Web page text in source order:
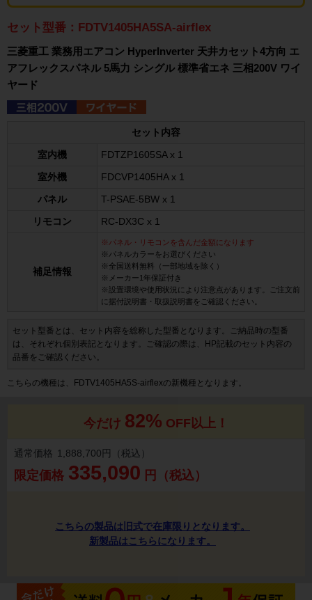
セット型番：FDTV1405HA5SA-airflex
三菱重工 業務用エアコン HyperInverter 天井カセット4方向 エ
アフレックスパネル 5馬力 シングル 標準省エネ 三相200V ワイ
ヤード
セット内容
室内機 FDTZP1605SA x 1
室外機 FDCVP1405HA x 1
パネル T-PSAE-5BW x 1
リモコン RC-DX3C x 1
補足情報
※パネル・リモコンを含んだ金額になります
※パネルカラーをお選びください
※全国送料無料（一部地域を除く）
※メーカー1年保証付き
※設置環境や使用状況により注意点があります。ご注文前
に据付説明書・取扱説明書をご確認ください。
セット型番とは、セット内容を総称した型番となります。ご納品時の型番
は、それぞれ個別表記となります。ご確認の際は、HP記載のセット内容の
品番をご確認ください。
こちらの機種は、FDTV1405HA5S-airflexの新機種となります。
今だけ 82% OFF以上！
通常価格 1,888,700円（税込）
限定価格 335,090 円（税込）
こちらの製品は旧式で在庫限りとなります。
新製品はこちらになります。